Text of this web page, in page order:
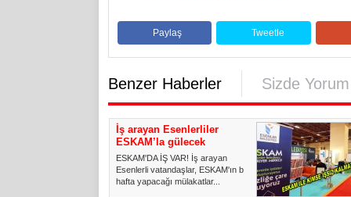
Paylaş Tweetle
Benzer Haberler Sizde Yorum
İş arayan Esenlerliler
ESKAM’la gülecek
ESKAM'DA İŞ VAR! İş arayan
Esenlerli vatandaşlar, ESKAM'ın bu
hafta yapacağı mülakatlar...